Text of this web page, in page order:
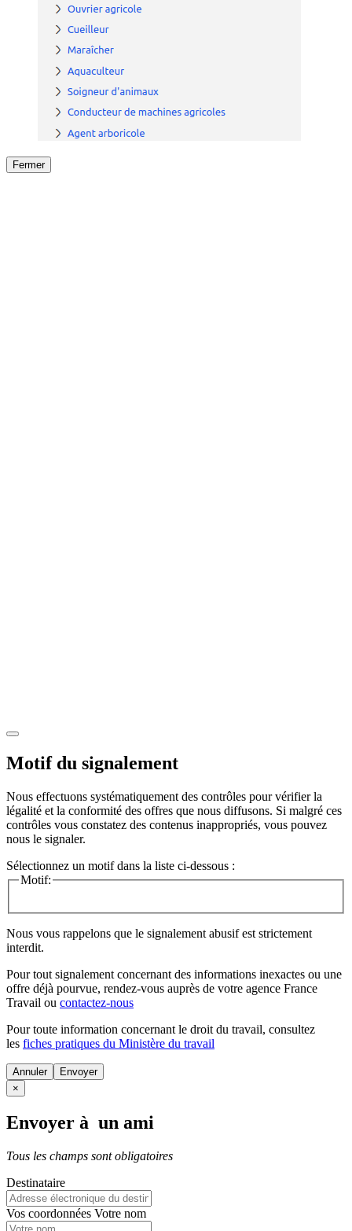
Fermer
Motif du signalement
Nous effectuons systématiquement des contrôles pour vérifier la
légalité et la conformité des offres que nous diffusons. Si malgré ces
contrôles vous constatez des contenus inappropriés, vous pouvez
nous le signaler.
Sélectionnez un motif dans la liste ci-dessous :
Motif:
Nous vous rappelons que le signalement abusif est strictement
interdit.
Pour tout signalement concernant des informations inexactes ou une
offre déjà pourvue, rendez-vous auprès de votre agence France
Travail ou contactez-nous
Pour toute information concernant le droit du travail, consultez
les fiches pratiques du Ministère du travail
Annuler
×
Envoyer à un ami
Tous les champs sont obligatoires
Destinataire
Vos coordonnées Votre nom